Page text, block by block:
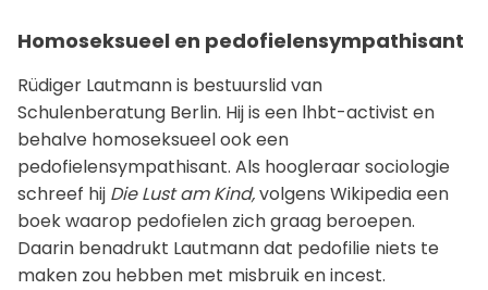
Homoseksueel en pedofielensympathisant
Rüdiger Lautmann is bestuurslid van
Schulenberatung Berlin. Hij is een lhbt-activist en
behalve homoseksueel ook een
pedofielensympathisant. Als hoogleraar sociologie
schreef hij Die Lust am Kind,volgens Wikipedia een
boek waarop pedofielen zich graag beroepen.
Daarin benadrukt Lautmann dat pedofilie niets te
maken zou hebben met misbruik en incest.